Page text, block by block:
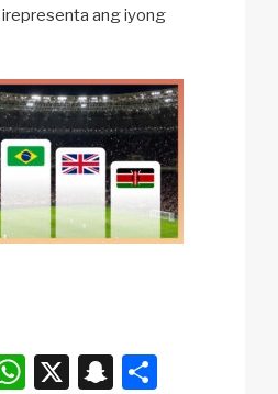
ang iyong
W X
S